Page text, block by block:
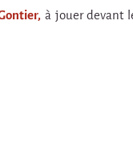
à jouer devant